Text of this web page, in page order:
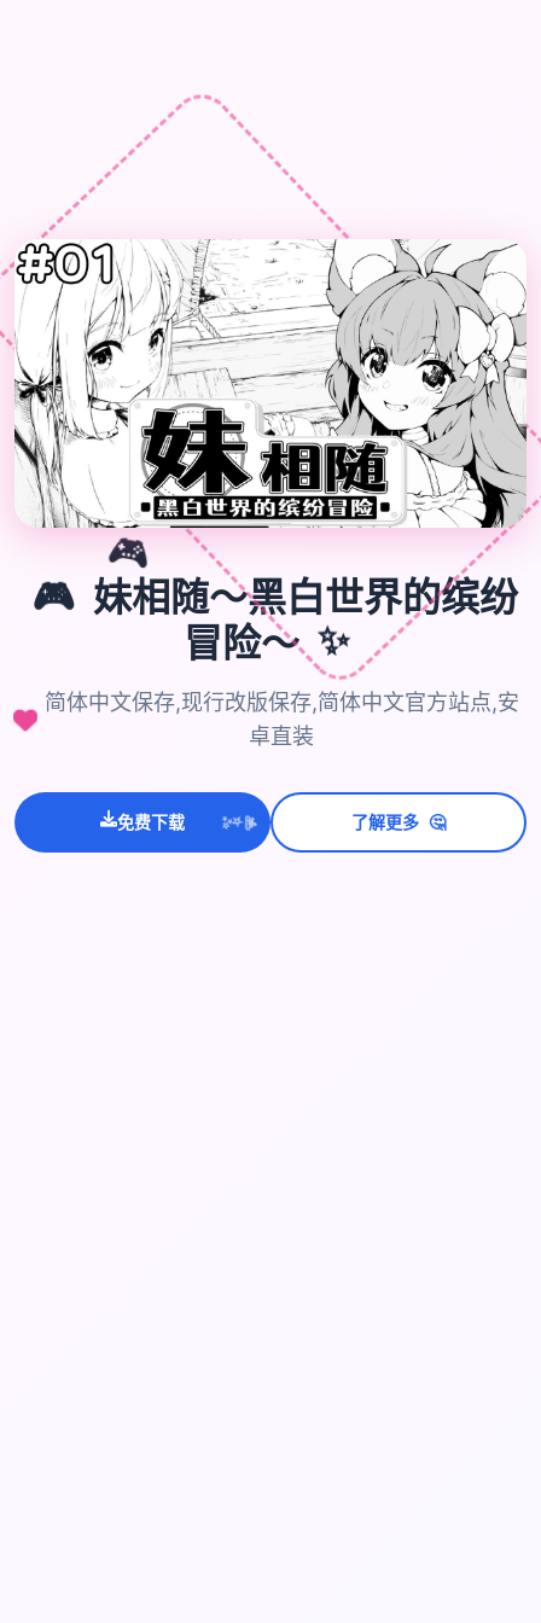
🎮
🎮 妹相随～黑白世界的缤纷
冒险～ ✨
简体中文保存,现行改版保存,简体中文官方站点,安
卓直装
免费下载 ✨⭐💫 了解更多 🤔